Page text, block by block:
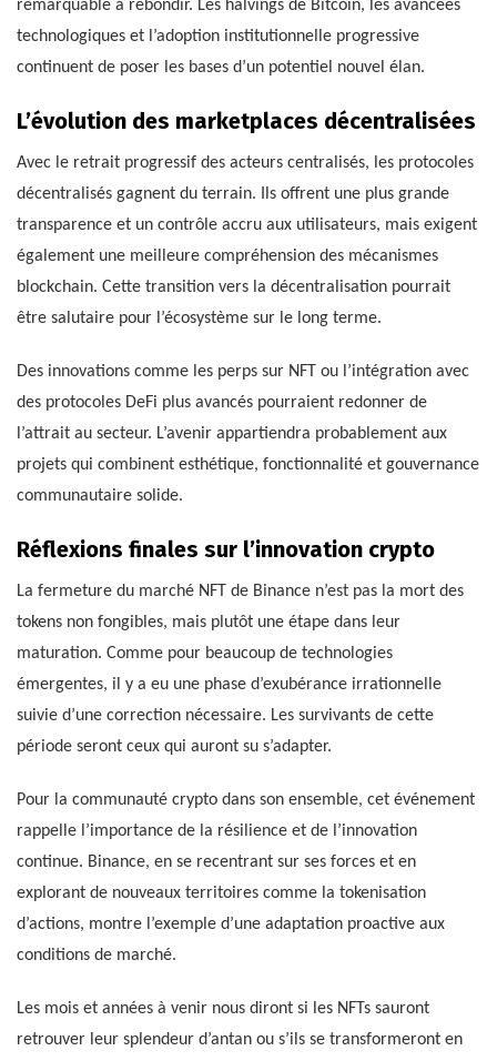
remarquable à rebondir. Les halvings de Bitcoin, les avancées
technologiques et l’adoption institutionnelle progressive
continuent de poser les bases d’un potentiel nouvel élan.
L’évolution des marketplaces décentralisées
Avec le retrait progressif des acteurs centralisés, les protocoles
décentralisés gagnent du terrain. Ils offrent une plus grande
transparence et un contrôle accru aux utilisateurs, mais exigent
également une meilleure compréhension des mécanismes
blockchain. Cette transition vers la décentralisation pourrait
être salutaire pour l’écosystème sur le long terme.
Des innovations comme les perps sur NFT ou l’intégration avec
des protocoles DeFi plus avancés pourraient redonner de
l’attrait au secteur. L’avenir appartiendra probablement aux
projets qui combinent esthétique, fonctionnalité et gouvernance
communautaire solide.
Réflexions finales sur l’innovation crypto
La fermeture du marché NFT de Binance n’est pas la mort des
tokens non fongibles, mais plutôt une étape dans leur
maturation. Comme pour beaucoup de technologies
émergentes, il y a eu une phase d’exubérance irrationnelle
suivie d’une correction nécessaire. Les survivants de cette
période seront ceux qui auront su s’adapter.
Pour la communauté crypto dans son ensemble, cet événement
rappelle l’importance de la résilience et de l’innovation
continue. Binance, en se recentrant sur ses forces et en
explorant de nouveaux territoires comme la tokenisation
d’actions, montre l’exemple d’une adaptation proactive aux
conditions de marché.
Les mois et années à venir nous diront si les NFTs sauront
retrouver leur splendeur d’antan ou s’ils se transformeront en